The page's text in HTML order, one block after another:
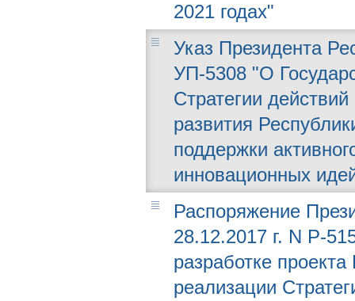
2021 годах"
Указ Президента
УП-5308 "О
Стратегии
развития
поддержки
инновационных
Распоряжение
28.12.2017 г. N Р-
разработке
реализации